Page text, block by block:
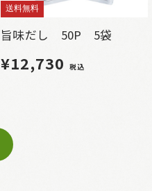
送料無料
旨味だし 50P 5袋
¥12,730 税込